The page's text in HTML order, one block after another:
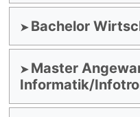
Bachelor
Master
Informatik/